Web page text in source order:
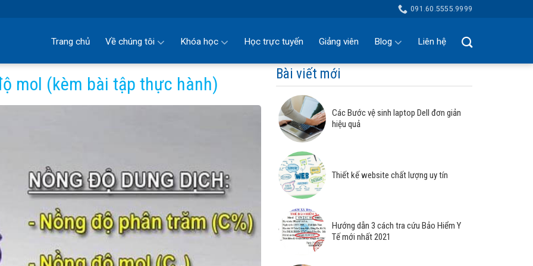
091.60.5555.9999
Trang chủ Về chúng tôi Khóa học Học trực tuyến Giảng viên Blog Liên hệ
mol (kèm bài tập thực hành) Bài viết mới
Các Bước vệ sinh laptop Dell đơn giản
hiệu quả
Thiết kế website chất lượng uy tín
Hướng dẫn 3 cách tra cứu Bảo Hiểm Y
Tế mới nhất 2021